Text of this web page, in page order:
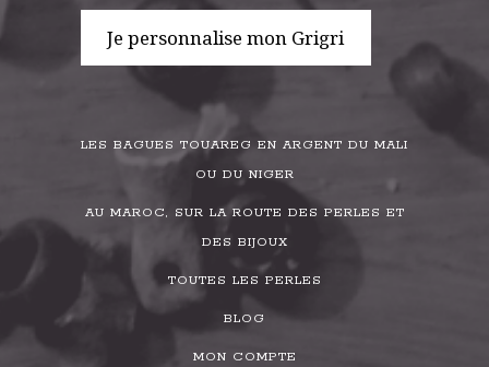
Je personnalise mon Grigri
LES BAGUES TOUAREG EN ARGENT DU MALI
OU DU NIGER
AU MAROC, SUR LA ROUTE DES PERLES ET
DES BIJOUX
TOUTES LES PERLES
BLOG
MON COMPTE